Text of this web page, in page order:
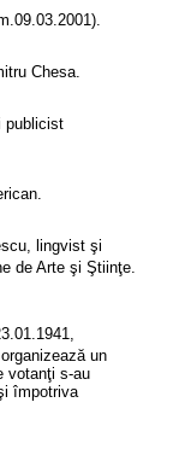
Chesa.
publicist
lingvist şi
de Arte şi Ştiinţe.
un
votanţi s-au
împotriva